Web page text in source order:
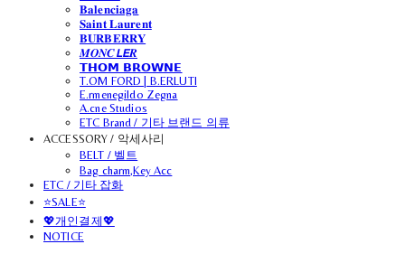
𝐁𝐚𝐥𝐞𝐧𝐜𝐢𝐚𝐠𝐚
𝐒𝐚𝐢𝐧𝐭 𝐋𝐚𝐮𝐫𝐞𝐧𝐭
𝐁𝐔𝐑𝐁𝐄𝐑𝐑𝐘
𝑴𝑶𝑵𝑪𝙇𝙀𝑹
𝗧𝗛𝗢𝗠 𝗕𝗥𝗢𝗪𝗡𝗘
T.OM FORD | B.ERLUTI
E.rmenegildo Zegna
A.cne Studios
ETC Brand / 기타 브랜드 의류
ACCESSORY / 악세사리
BELT / 벨트
Bag charm,Key Acc
ETC / 기타 잡화
⭐SALE⭐
💖개인결제💖
NOTICE